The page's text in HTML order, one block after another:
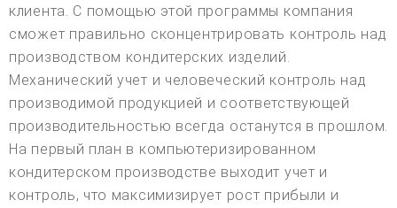
клиента. С помощью этой программы компания
сможет правильно сконцентрировать контроль над
производством кондитерских изделий.
Механический учет и человеческий контроль над
производимой продукцией и соответствующей
производительностью всегда останутся в прошлом.
На первый план в компьютеризированном
кондитерском производстве выходит учет и
контроль, что максимизирует рост прибыли и